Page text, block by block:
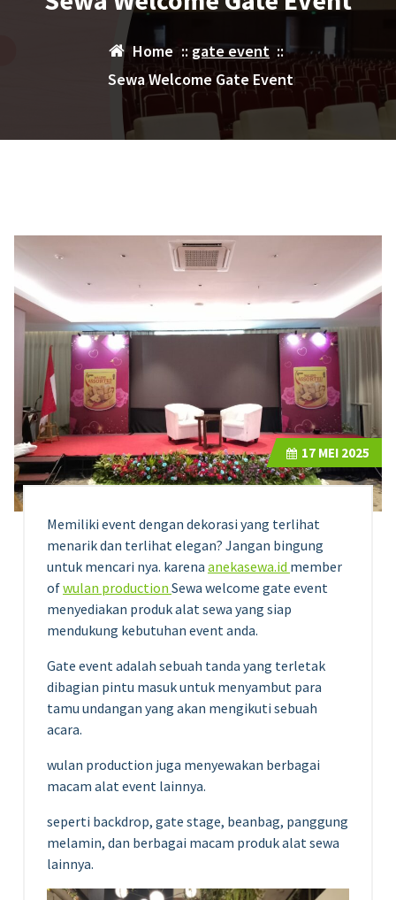
Home :: gate event ::
Sewa Welcome Gate Event
Memiliki event dengan dekorasi yang terlihat
menarik dan terlihat elegan? Jangan bingung
untuk mencari nya. karena anekasewa.id member
ofwulan production Sewa welcome gate event
menyediakan produk alat sewa yang siap
mendukung kebutuhan event anda.
Gate event adalah sebuah tanda yang terletak
dibagian pintu masuk untuk menyambut para
tamu undangan yang akan mengikuti sebuah
acara.
wulan production juga menyewakan berbagai
macam alat event lainnya.
seperti backdrop, gate stage, beanbag, panggung
melamin, dan berbagai macam produk alat sewa
lainnya.
17 MEI 2025